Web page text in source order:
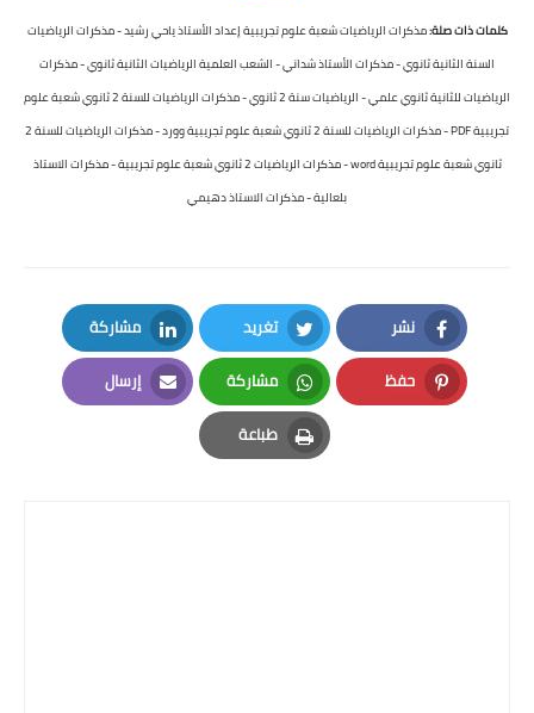
كلمات ذات صلة:مذكرات الرياضيات شعبة علوم تجريبية إعداد الأستاذ ياحي رشيد - مذكرات الرياضيات
السنة الثانية ثانوي - مذكرات الأستاذ شداني - الشعب العلمية الرياضيات الثانية ثانوي - مذكرات
الرياضيات للثانية ثانوي علمي - الرياضيات سنة 2 ثانوي - مذكرات الرياضيات للسنة 2 ثانوي شعبة علوم
تجريبية PDF - مذكرات الرياضيات للسنة 2 ثانوي شعبة علوم تجريبية وورد - مذكرات الرياضيات للسنة 2
ثانوي شعبة علوم تجريبية word - مذكرات الرياضيات 2 ثانوي شعبة علوم تجريبية - مذكرات الاستاذ
بلعالية - مذكرات الاستاذ دهيمي
نشر
Facebook
تغريد
Twitter
مشاركة
LinkedIn
حفظ
Pinterest
مشاركة
Whatsapp
إرسال
Email
طباعة
Print